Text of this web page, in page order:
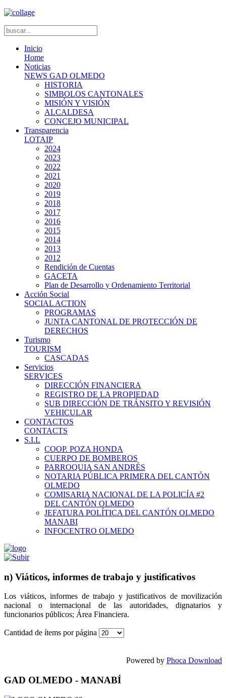
Inicio
Home
Noticias
NEWS GAD OLMEDO
HISTORIA
SIMBOLOS CANTONALES
MISIÓN Y VISIÓN
ALCALDESA
CONCEJO MUNICIPAL
Transparencia
LOTAIP
2024
2023
2022
2021
2020
2019
2018
2017
2016
2015
2014
2013
2012
Rendición de Cuentas
GACETA
Plan de Desarrollo y Ordenamiento Territorial
Acción Social
SOCIAL ACTION
PROGRAMAS
JUNTA CANTONAL DE PROTECCIÓN DE
DERECHOS
Turismo
TOURISM
CASCADAS
Servicios
SERVICES
DIRECCIÓN FINANCIERA
REGISTRO DE LA PROPIEDAD
SUB DIRECCIÓN DE TRÁNSITO Y REVISIÓN
VEHICULAR
CONTACTOS
CONTACTS
S.I.L
COOP. POZA HONDA
CUERPO DE BOMBEROS
PARROQUIA SAN ANDRÉS
NOTARIA PÚBLICA PRIMERA DEL CANTÓN
OLMEDO
COMISARIA NACIONAL DE LA POLICÍA #2
DEL CANTÓN OLMEDO
JEFATURA POLÍTICA DEL CANTÓN OLMEDO
MANABI
INFOCENTRO OLMEDO
n) Viáticos, informes de trabajo y justificativos
Los viáticos, informes de trabajo y justificativos de movilización
nacional o internacional de las autoridades, dignatarios y
funcionarios públicos; Área Financiera.
Cantidad de ítems por página
Powered by Phoca Download
GAD OLMEDO - MANABÍ